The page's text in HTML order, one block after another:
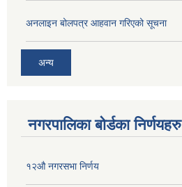
अनलाइन बोलपत्र आहवान गरिएको सूचना
अन्य
नगरपालिका बोर्डका निर्णयहरु
१२औ नगरसभा निर्णय